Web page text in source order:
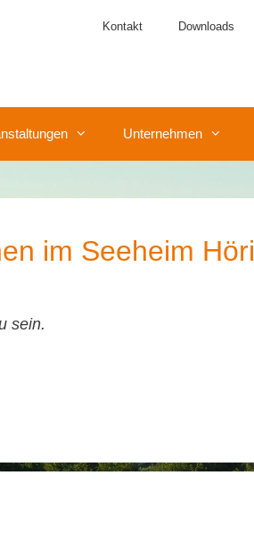
Kontakt Downloads
Unternehmen
im Seeheim Höri
sein.